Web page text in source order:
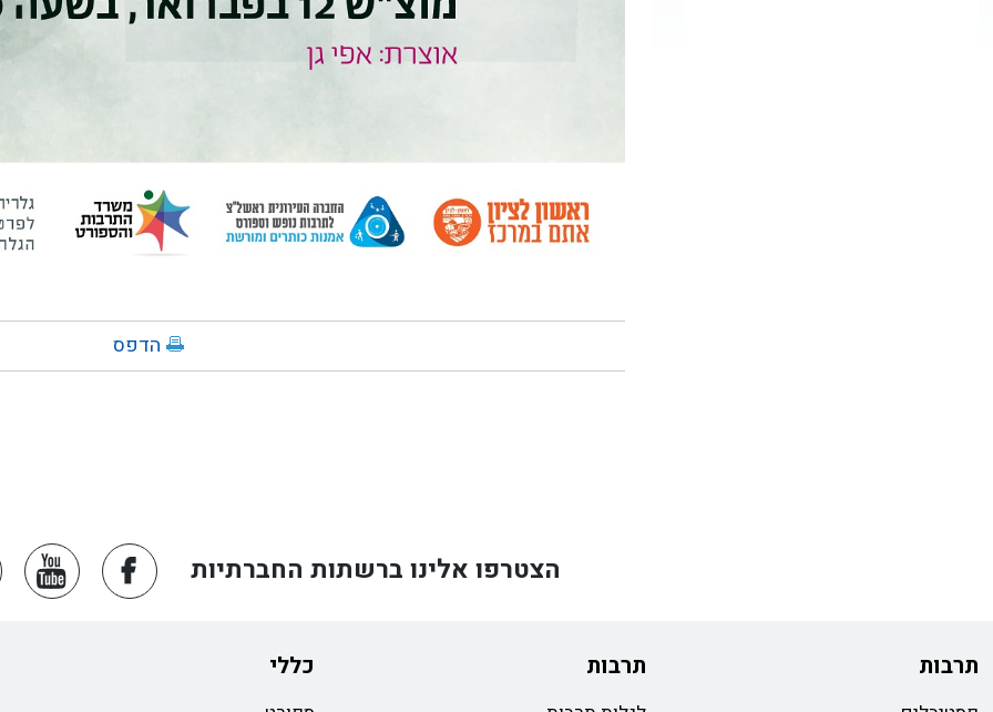
הדפס
הצטרפו אלינו ברשתות החברתיות
תרבות תרבות כללי